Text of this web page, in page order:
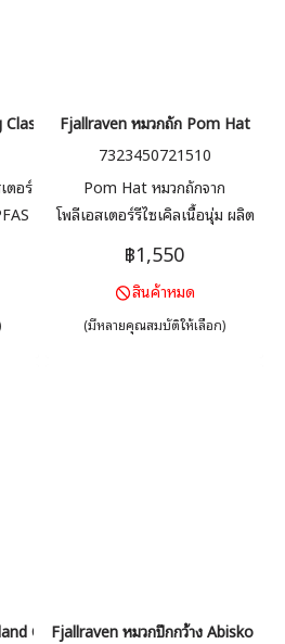
Classic Beanie
ตอร์
าก
น
Fjallraven หมวกถัก Pom Hat
7323450721510
Pom Hat หมวกถักจาก
โพลีเอสเตอร์รีไซเคิลเนื้อนุ่ม ผลิต
฿1,550
สินค้าหมด
(มีหลายคุณสมบัติให้เลือก)
Camo Cap
Fjallraven หมวกปีกกว้าง Abisko